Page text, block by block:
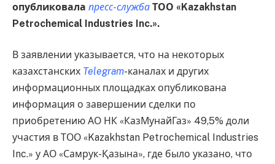
опубликовала пресс-служба ТОО «Kazakhstan
Petrochemical Industries Inc.».
В заявлении указывается, что на некоторых
казахстанских Telegram-каналах и других
информационных площадках опубликована
информация о завершении сделки по
приобретению АО НК «КазМунайГаз» 49,5% доли
участия в ТОО «Kazakhstan Petrochemical Industries
Inc.» у АО «Самрук-Қазына», где было указано, что